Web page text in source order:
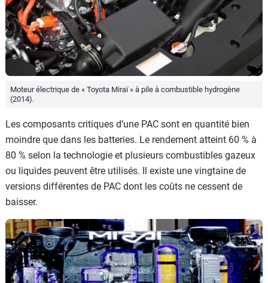
Moteur électrique de « Toyota Miraï » à pile à combustible hydrogène
(2014).
Les composants critiques d’une PAC sont en quantité bien
moindre que dans les batteries. Le rendement atteint 60 % à
80 % selon la technologie et plusieurs combustibles gazeux
ou liquides peuvent être utilisés. Il existe une vingtaine de
versions différentes de PAC dont les coûts ne cessent de
baisser.